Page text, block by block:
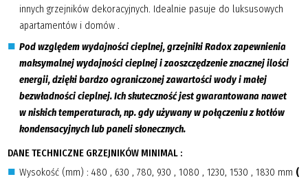
innych grzejników dekoracyjnych. Idealnie pasuje do luksusowych
apartamentów i domów .
Pod względem wydajności cieplnej, grzejniki Radox zapewnienia
maksymalnej wydajności cieplnej i zaoszczędzenie znacznej ilości
energii, dzięki bardzo ograniczonej zawartości wody i małej
bezwładności cieplnej. Ich skuteczność jest gwarantowana nawet
w niskich temperaturach, np. gdy używany w połączeniu z kotłów
kondensacyjnych lub paneli słonecznych.
DANE TECHNICZNE GRZEJNIKÓW MINIMAL :
Wysokość (mm) : 480 , 630 , 780, 930 , 1080 , 1230, 1530 , 1830 mm (